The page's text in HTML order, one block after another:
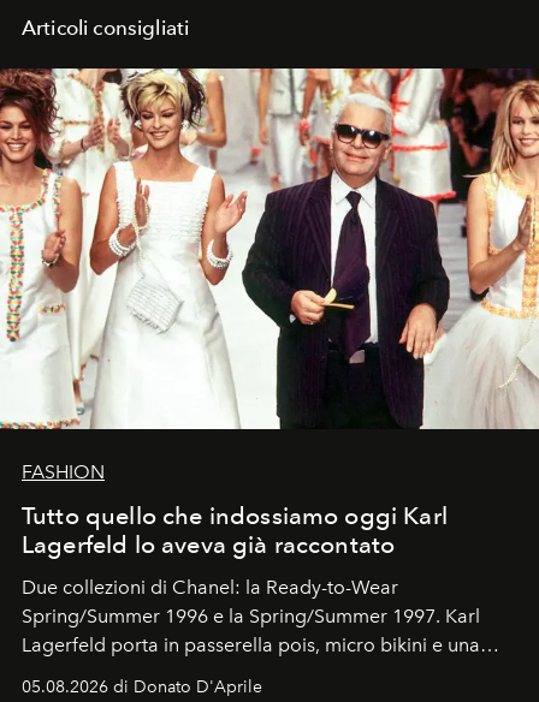
Articoli consigliati
FASHION
Tutto quello che indossiamo oggi Karl
Lagerfeld lo aveva già raccontato
Due collezioni di Chanel: la Ready-to-Wear
Spring/Summer 1996 e la Spring/Summer 1997. Karl
Lagerfeld porta in passerella pois, micro bikini e una
05.08.2026 di Donato D'Aprile